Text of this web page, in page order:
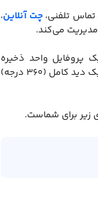
تلفنی،چت آنلاین،
مدیریت می‌کند.
پروفایل واحد ذخیره
می‌شود. به این ترتیب کارشناس پشتیبانی، فارغ از اینکه مشتری از کدام کانال وارد شده، یک دید کامل (۳۶۰ درجه)
زیر برای شماست.